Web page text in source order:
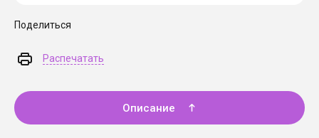
Поделиться
Распечатать
Описание